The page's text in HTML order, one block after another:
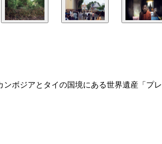
ボジアとタイの国境にある世界遺産「プレ